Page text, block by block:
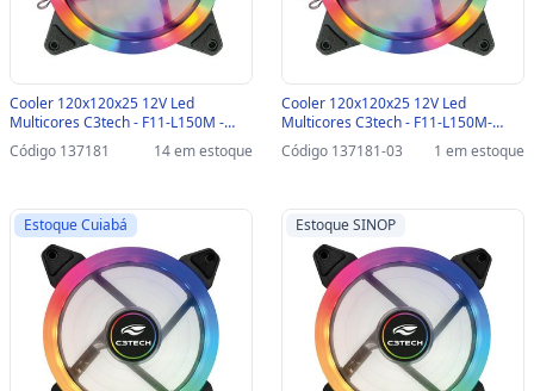
Cooler 120x120x25 12V Led
Multicores C3tech - F11-L150M -
F11-L150M
Código 137181 14 em estoque
Cooler 120x120x25 12V Led
Multicores C3tech - F11-L150M-
SINOP-03 - F11-L150M
Código 137181-03 1 em estoque
Estoque Cuiabá Estoque SINOP